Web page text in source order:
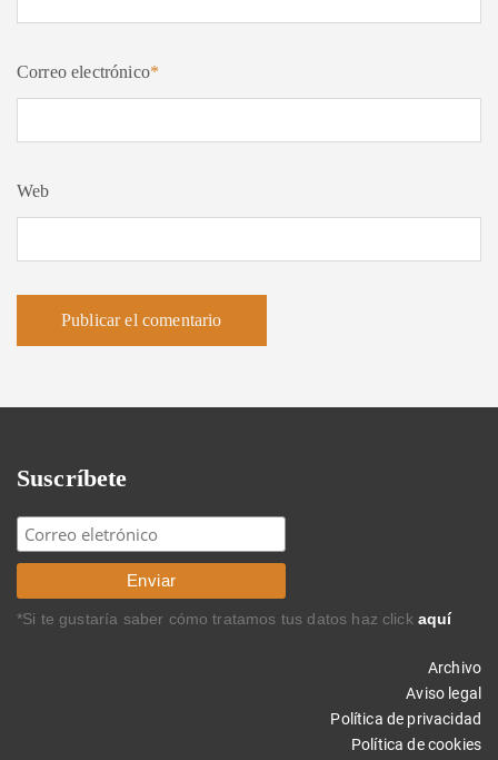
Correo electrónico*
Web
Suscríbete
*Si te gustaría saber cómo tratamos tus datos haz click aquí
Archivo
Aviso legal
Política de privacidad
Política de cookies